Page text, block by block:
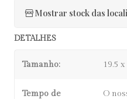
Mostrar stock das
DETALHES
Tamanho: 19.5
Tempo de
O